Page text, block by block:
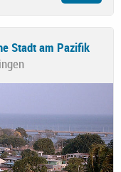
Stadt am Pazifik